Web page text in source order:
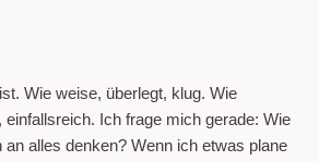
Wie weise, überlegt, klug. Wie
Ich frage mich gerade: Wie
alles denken? Wenn ich etwas plane